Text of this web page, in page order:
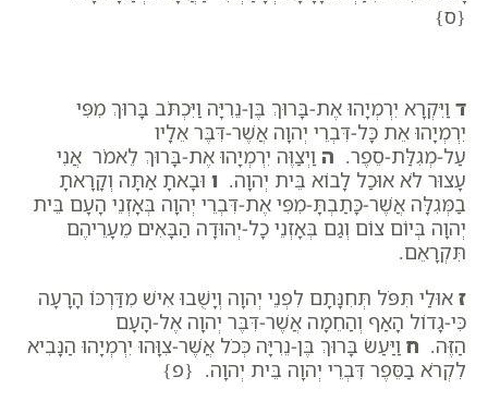
{ס}
ד וַיִּקְרָא יִרְמְיָהוּ אֶת-בָּרוּךְ בֶּן-נֵרִיָּה וַיִּכְתֹּב בָּרוּךְ מִפִּי
יִרְמְיָהוּ אֵת כָּל-דִּבְרֵי יְהוָה אֲשֶׁר-דִּבֶּר אֵלָיו
עַל-מְגִלַּת-סֵפֶר. ה וַיְצַוֶּה יִרְמְיָהוּ אֶת-בָּרוּךְ לֵאמֹר אֲנִי
עָצוּר לֹא אוּכַל לָבוֹא בֵּית יְהוָה. ו וּבָאתָ אַתָּה וְקָרָאתָ
בַמְּגִלָּה אֲשֶׁר-כָּתַבְתָּ-מִפִּי אֶת-דִּבְרֵי יְהוָה בְּאָזְנֵי הָעָם בֵּית
יְהוָה בְּיוֹם צוֹם וְגַם בְּאָזְנֵי כָל-יְהוּדָה הַבָּאִים מֵעָרֵיהֶם
תִּקְרָאֵם.
ז אוּלַי תִּפֹּל תְּחִנָּתָם לִפְנֵי יְהוָה וְיָשֻׁבוּ אִישׁ מִדַּרְכּוֹ הָרָעָה
כִּי-גָדוֹל הָאַף וְהַחֵמָה אֲשֶׁר-דִּבֶּר יְהוָה אֶל-הָעָם
הַזֶּה. ח וַיַּעַשׂ בָּרוּךְ בֶּן-נֵרִיָּה כְּכֹל אֲשֶׁר-צִוָּהוּ יִרְמְיָהוּ הַנָּבִיא
לִקְרֹא בַסֵּפֶר דִּבְרֵי יְהוָה בֵּית יְהוָה. {פ}